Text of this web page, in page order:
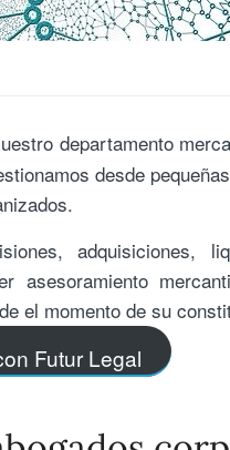
departamento
desde
adquisiciones,
asesoramiento
el momento de su
Futur Legal